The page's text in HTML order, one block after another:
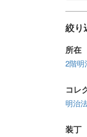
絞り
所在
2階明
コレ
明治
装丁